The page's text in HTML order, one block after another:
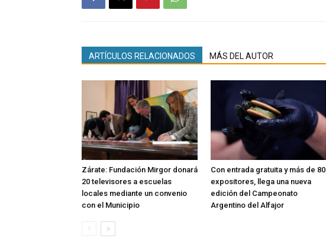
ARTÍCULOS RELACIONADOS MÁS DEL AUTOR
Zárate: Fundación Mirgor donará
20 televisores a escuelas
locales mediante un convenio
con el Municipio
Con entrada gratuita y más de 80
expositores, llega una nueva
edición del Campeonato
Argentino del Alfajor